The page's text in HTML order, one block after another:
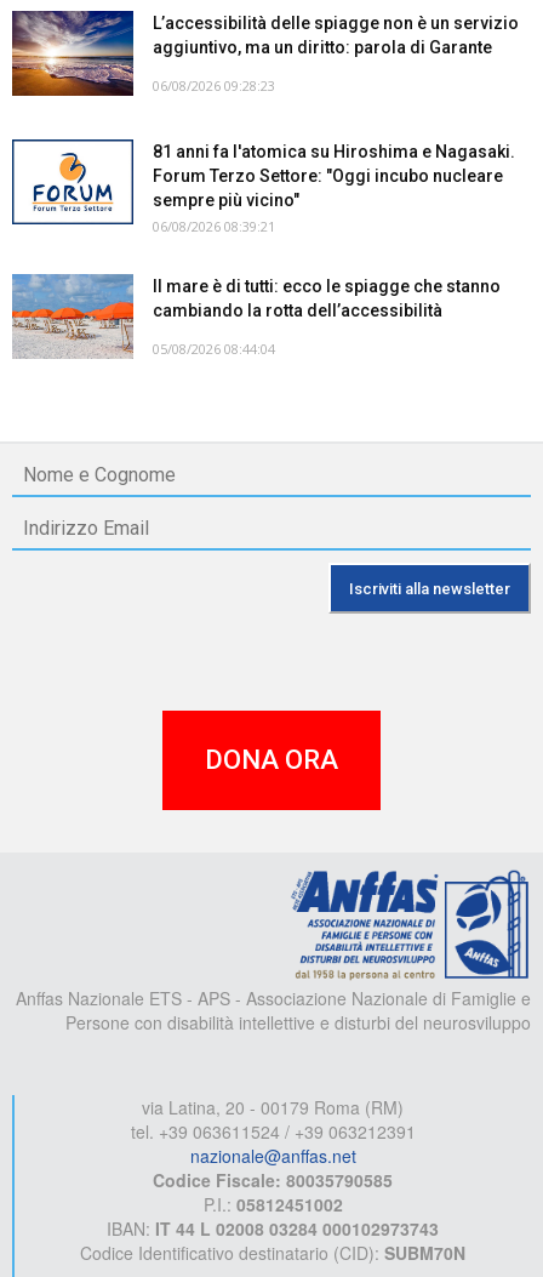
L’accessibilità delle spiagge non è un servizio
aggiuntivo, ma un diritto: parola di Garante
06/08/2026 09:28:23
81 anni fa l'atomica su Hiroshima e Nagasaki.
Forum Terzo Settore: "Oggi incubo nucleare
sempre più vicino"
06/08/2026 08:39:21
Il mare è di tutti: ecco le spiagge che stanno
cambiando la rotta dell’accessibilità
05/08/2026 08:44:04
DONA ORA
Anffas Nazionale ETS - APS - Associazione Nazionale di Famiglie e
Persone con disabilità intellettive e disturbi del neurosviluppo
via Latina, 20 - 00179 Roma (RM)
tel. +39 063611524 / +39 063212391
nazionale@anffas.net
Codice Fiscale: 80035790585
P.I.: 05812451002
IBAN: IT 44 L 02008 03284 000102973743
Codice Identificativo destinatario (CID): SUBM70N